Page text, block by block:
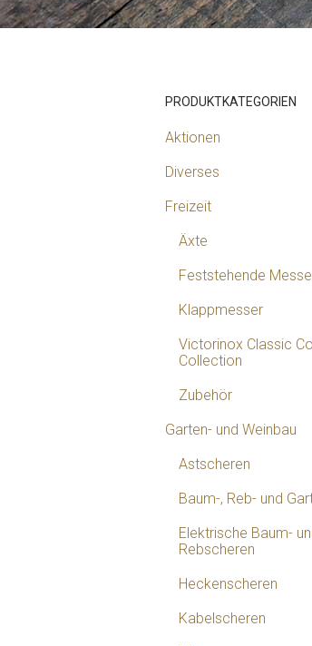
PRODUKTKATEGORIEN
Aktionen
Diverses
Freizeit
Äxte
Feststehende
Klappmesser
Victorinox Classic
Collection
Zubehör
Garten- und Weinbau
Astscheren
Baum-, Reb- und
Elektrische Baum-
Rebscheren
Heckenscheren
Kabelscheren